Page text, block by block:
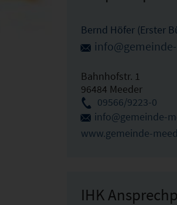
Bernd Höfer (Erster
Bahnhofstr. 1
96484 Meeder
09566/9223-0
info@gemeinde-
www.gemeinde-
IHK